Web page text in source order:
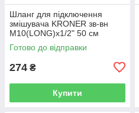
Шланг для підключення
змішувача KRONER зв-вн
M10(LONG)x1/2" 50 см
297362 CV036711
Готово до відправки
274 ₴
Купити